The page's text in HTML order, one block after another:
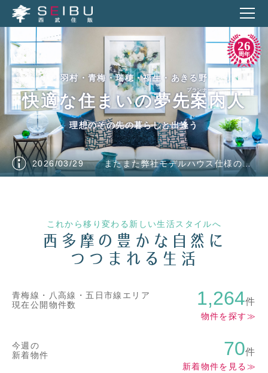
物件を探す
新築戸建を探す
中古戸建を探す
土地を探す
マンションを探す
現地販売会一覧
不動産購入について
Amenity Garden物件一覧 お客様の声
会社概要 店舗紹介
スタッフブログ
羽村・青梅・瑞穂・福生・あきる野
快適な住まいの夢先案内人
プランナー
理想のその先の暮らしと出逢う
26
周年
2026/03/29 またまた弊社モデルハウス仕様の新築一戸建！販売開始です！
これから移り変わる 新しい生活スタイルへ
西多摩の 豊かな自然に
つつまれる生活
青梅線・八高線・ 五日市線エリア
現在公開物件数
1,264件
物件を探す
今週の
新着物件
70件
新着物件を見る